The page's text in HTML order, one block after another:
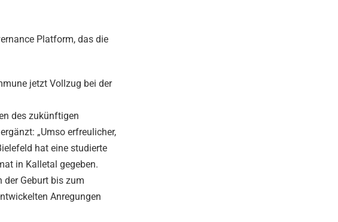
Platform, das die
jetzt Vollzug bei der
des zukünftigen
„Umso erfreulicher,
hat eine studierte
in Kalletal gegeben.
der Geburt bis zum
Anregungen